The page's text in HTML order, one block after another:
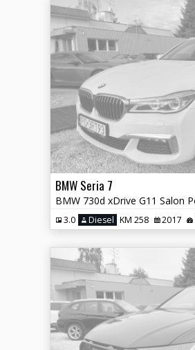
BMW Seria 7
3.0 Diesel KM 258 2017